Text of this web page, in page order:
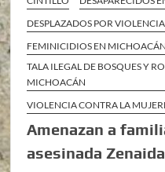
DESPLAZADOS POR
FEMINICIDIOS EN MICHOACÁN
TALA ILEGAL DE BOSQUES Y
MICHOACÁN
VIOLENCIA CONTRA LA
Amenazan a
asesinada